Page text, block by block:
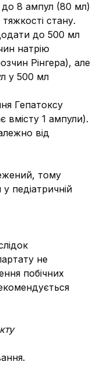
8 ампул (80 мл)
стану.
до 500 мл
натрію
Рінгера), але
у 500 мл
Гепатоксу
вмісту 1 ампули).
від
тому
педіатричній
не
побічних